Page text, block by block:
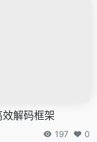
解码框架
197 0